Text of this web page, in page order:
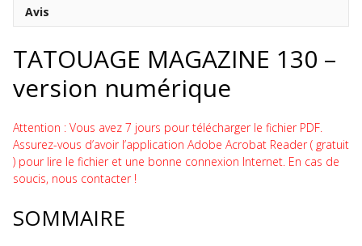
Avis
TATOUAGE MAGAZINE 130 –
version numérique
Attention : Vous avez 7 jours pour télécharger le fichier PDF.
Assurez-vous d’avoir l’application Adobe Acrobat Reader ( gratuit
) pour lire le fichier et une bonne connexion Internet. En cas de
soucis, nous contacter !
SOMMAIRE